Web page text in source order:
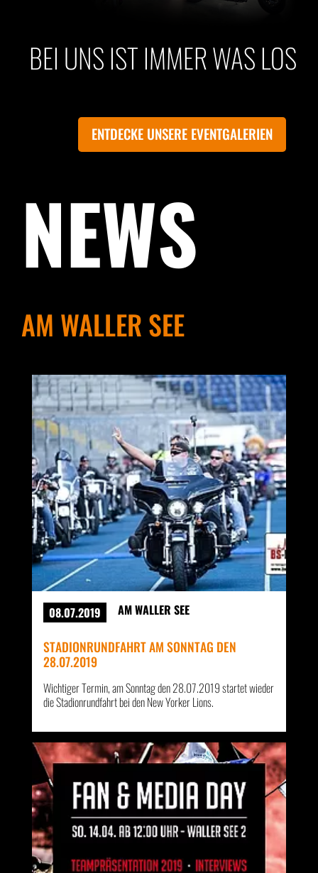
BEI UNS IST IMMER WAS LOS
ENTDECKE UNSERE EVENTGALERIEN
NEWS
AM WALLER SEE
08.07.2019 AM WALLER SEE
STADIONRUNDFAHRT AM SONNTAG DEN
28.07.2019
Wichtiger Termin, am Sonntag den 28.07.2019 startet wieder
die Stadionrundfahrt bei den New Yorker Lions.